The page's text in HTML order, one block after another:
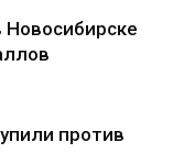
Новосибирске
против